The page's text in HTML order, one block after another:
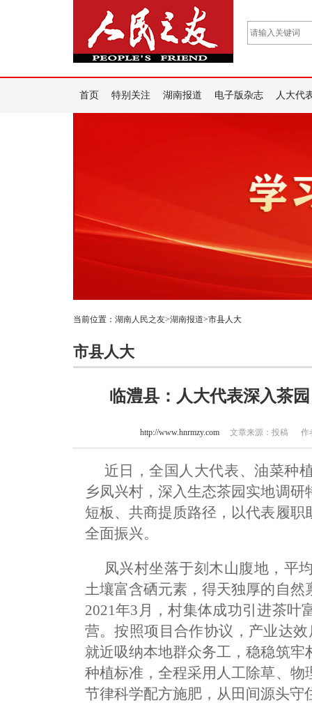
首页 特别关注 湖南报道 电子版杂志 人大代
当前位置： 湖南人民之友>湖南报道>市县人大
市县人大
临澧县：人大代表深入茶
http://www.hnrmzy.com文章来源：投稿 作者
近日，全国人大代表、油菜种
乡凤兴村，深入生态茶园实地调
短板、共商提质路径，以代表履
全面振兴。
凤兴村坐落于刻木山腹地，平
土壤富含硒元素，得天独厚的自
2021年3月，村集体成功引进茶叶
营。按照项目合作协议，产业达
就近吸纳本地群众务工，稳稳筑
种植标准，全程采用人工除草、
节律科学配方施肥，从田间源头守